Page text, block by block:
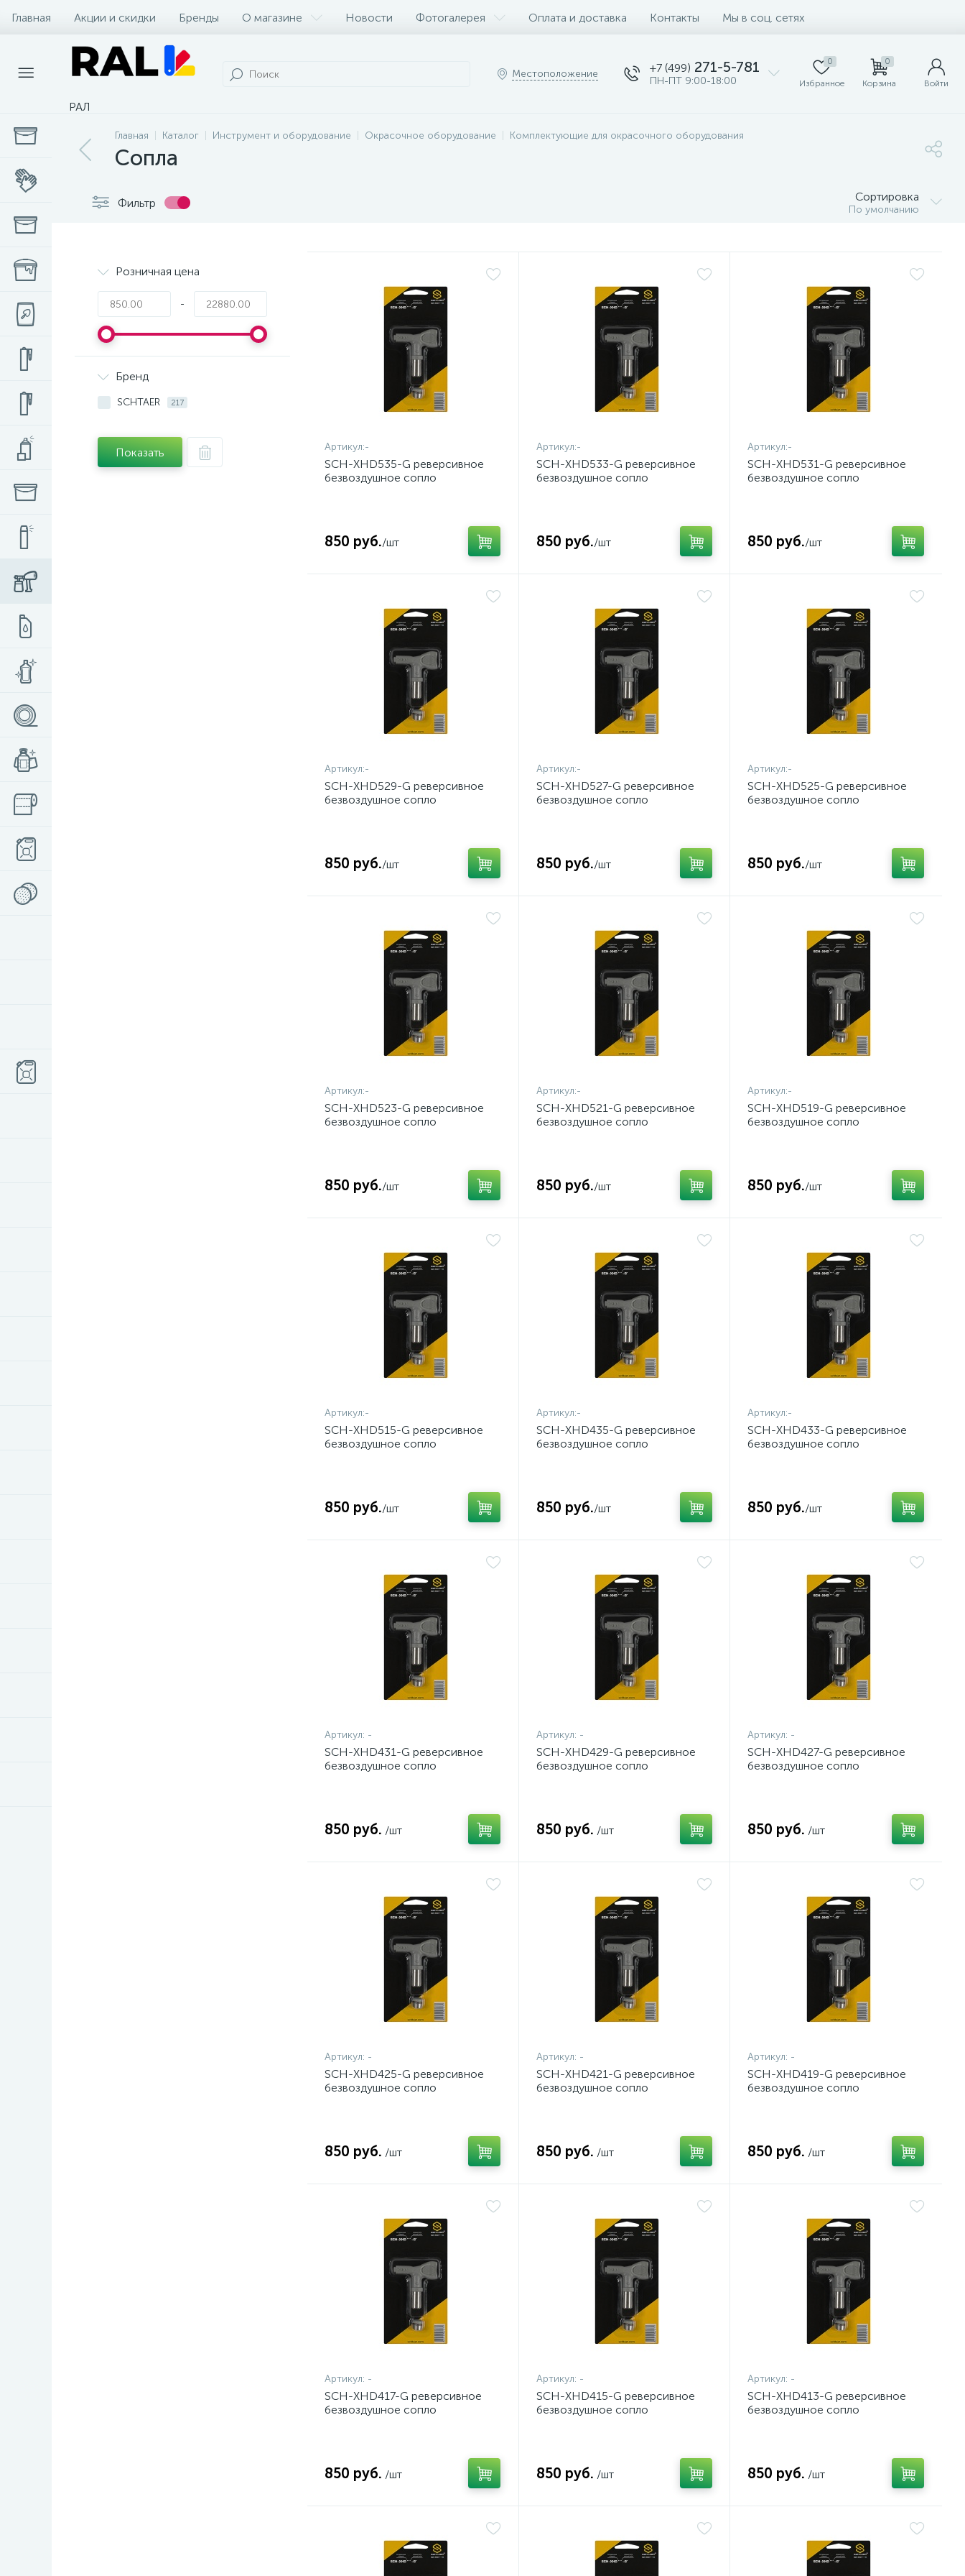
Главная Акции и скидки Бренды О магазине Новости Фотогалерея Оплата и доставка Контакты Мы в соц. сетях
РАЛ
Местоположение +7 (499) 271-5-781
ПН-ПТ 9:00-18:00
0
Избранное
0
Корзина Войти
Главная Каталог Инструмент и оборудование Окрасочное оборудование Комплектующие для окрасочного оборудования
Сопла
Фильтр Сортировка
По умолчанию
Розничная цена
-
Бренд
SCHTAER 217
Показать Артикул:-
SCH-XHD535-G реверсивное
безвоздушное сопло
850 руб./шт
Артикул:-
SCH-XHD533-G реверсивное
безвоздушное сопло
850 руб./шт
Артикул:-
SCH-XHD531-G реверсивное
безвоздушное сопло
850 руб./шт
Артикул:-
SCH-XHD529-G реверсивное
безвоздушное сопло
850 руб./шт
Артикул:-
SCH-XHD527-G реверсивное
безвоздушное сопло
850 руб./шт
Артикул:-
SCH-XHD525-G реверсивное
безвоздушное сопло
850 руб./шт
Артикул:-
SCH-XHD523-G реверсивное
безвоздушное сопло
850 руб./шт
Артикул:-
SCH-XHD521-G реверсивное
безвоздушное сопло
850 руб./шт
Артикул:-
SCH-XHD519-G реверсивное
безвоздушное сопло
850 руб./шт
Артикул:-
SCH-XHD515-G реверсивное
безвоздушное сопло
850 руб./шт
Артикул:-
SCH-XHD435-G реверсивное
безвоздушное сопло
850 руб./шт
Артикул:-
SCH-XHD433-G реверсивное
безвоздушное сопло
850 руб./шт
Артикул: -
SCH-XHD431-G реверсивное
безвоздушное сопло
850 руб. /шт
Артикул: -
SCH-XHD429-G реверсивное
безвоздушное сопло
850 руб. /шт
Артикул: -
SCH-XHD427-G реверсивное
безвоздушное сопло
850 руб. /шт
Артикул: -
SCH-XHD425-G реверсивное
безвоздушное сопло
850 руб. /шт
Артикул: -
SCH-XHD421-G реверсивное
безвоздушное сопло
850 руб. /шт
Артикул: -
SCH-XHD419-G реверсивное
безвоздушное сопло
850 руб. /шт
Артикул: -
SCH-XHD417-G реверсивное
безвоздушное сопло
850 руб. /шт
Артикул: -
SCH-XHD415-G реверсивное
безвоздушное сопло
850 руб. /шт
Артикул: -
SCH-XHD413-G реверсивное
безвоздушное сопло
850 руб. /шт